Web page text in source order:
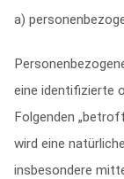
a)
eine identifizierte
Folgenden
wird eine
insbesondere